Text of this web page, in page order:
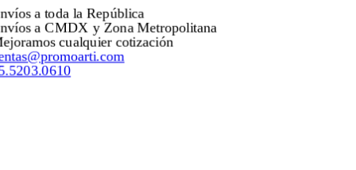
Envíos a toda la República
Envíos a CMDX y Zona Metropolitana
Mejoramos cualquier cotización
ventas@promoarti.com
55.5203.0610